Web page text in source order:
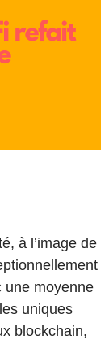
à l’image de
une moyenne
uniques
blockchain,